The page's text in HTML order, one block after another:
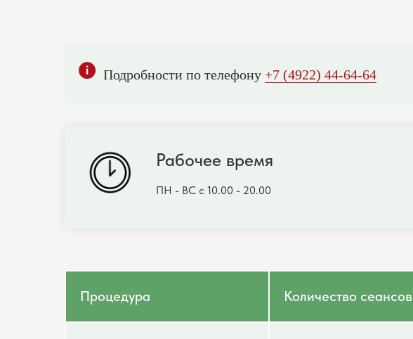
Подробности по телефону +7 (4922) 44-64-64
Рабочее время
ПН - ВС с 10.00 - 20.00
Процедура Количество сеансов